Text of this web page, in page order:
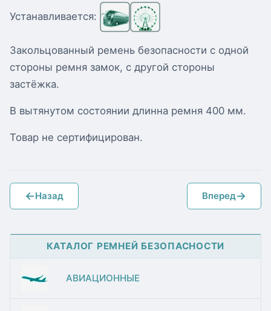
КАТАЛОГ РЕМНЕЙ БЕЗОПАСНОСТИ
АВИАЦИОННЫЕ
Устанавливается:
Закольцованный ремень безопасности с одной
стороны ремня замок, с другой стороны
застёжка.
В вытянутом состоянии длинна ремня 400 мм.
Товар не сертифицирован.
←Назад Вперед→